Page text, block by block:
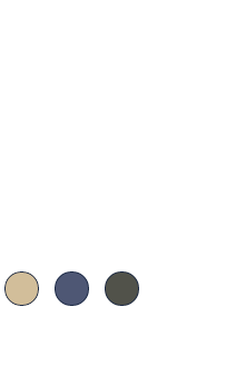
CAMEL JEAN KAKI